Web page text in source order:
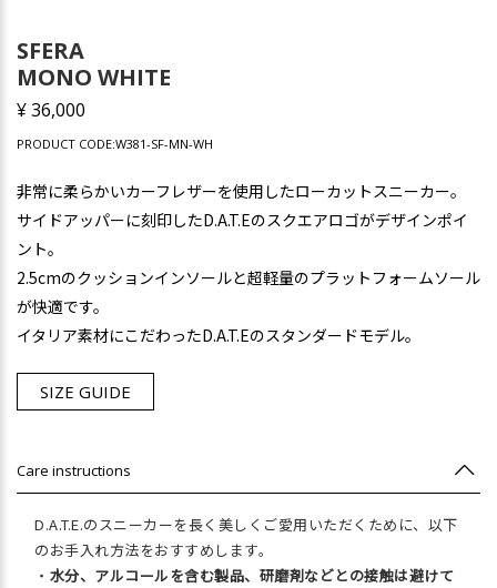
SFERA
MONO WHITE
¥ 36,000
PRODUCT CODE:W381-SF-MN-WH
非常に柔らかいカーフレザーを使用したローカットスニーカー。
サイドアッパーに刻印したD.A.T.Eのスクエアロゴがデザインポイ
ント。
2.5cmのクッションインソールと超軽量のプラットフォームソール
が快適です。
イタリア素材にこだわったD.A.T.Eのスタンダードモデル。
SIZE GUIDE
Care instructions
D.A.T.E.のスニーカーを長く美しくご愛用いただくために、以下
のお手入れ方法をおすすめします。
・ 水分、アルコールを含む製品、研磨剤などとの接触は避けて